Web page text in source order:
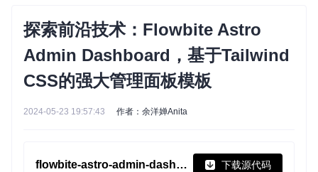
探索前沿技术：Flowbite Astro
Admin Dashboard，基于Tailwind
CSS的强大管理面板模板
2024-05-23 19:57:43 作者：余洋婵Anita
flowbite-astro-admin-dashboard 下载源代码